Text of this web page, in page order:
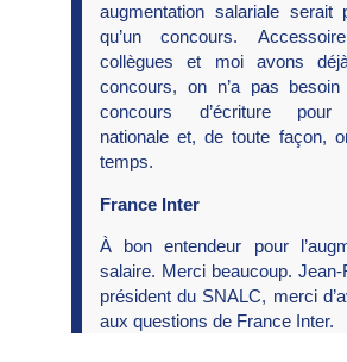
augmentation salariale serait
qu’un concours.
collègues et moi avons
concours, on n’a pas
concours d’écriture pour
nationale et, de toute façon,
temps.
France Inter
À bon entendeur pour
salaire. Merci beaucoup.
président du SNALC, merci
aux questions de France Inter.